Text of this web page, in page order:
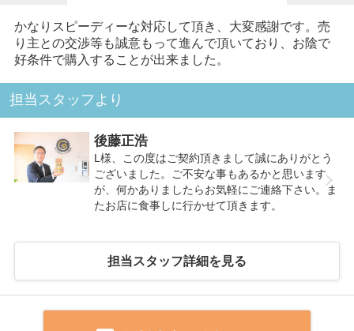
かなりスピーディーな対応して頂き、大変感謝です。売
り主との交渉等も誠意もって進んで頂いており、お陰で
好条件で購入することが出来ました。
担当スタッフより
後藤正浩
L様、この度はご契約頂きまして誠にありがとう
ございました。ご不安な事もあるかと思います
が、何かありましたらお気軽にご連絡下さい。ま
たお店に食事しに行かせて頂きます。
担当スタッフ詳細を見る